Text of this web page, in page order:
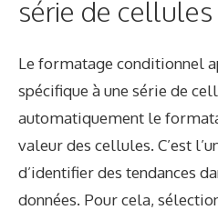
série de cellules
Le formatage conditionnel
spécifique à une série de
automatiquement le
valeur des cellules. C’est
d’identifier des tendances
données. Pour cela,